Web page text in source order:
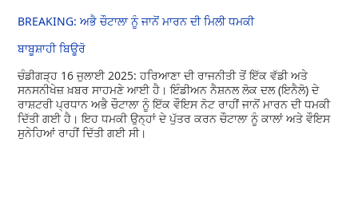
BREAKING: ਅਭੈ ਚੌਟਾਲਾ ਨੂੰ ਜਾਨੋਂ ਮਾਰਨ ਦੀ ਮਿਲੀ ਧਮਕੀ
ਬਾਬੂਸ਼ਾਹੀ ਬਿਊਰੋ
ਚੰਡੀਗੜ੍ਹ 16 ਜੁਲਾਈ 2025: ਹਰਿਆਣਾ ਦੀ ਰਾਜਨੀਤੀ ਤੋਂ ਇੱਕ ਵੱਡੀ ਅਤੇ
ਸਨਸਨੀਖੇਜ਼ ਖ਼ਬਰ ਸਾਹਮਣੇ ਆਈ ਹੈ। ਇੰਡੀਅਨ ਨੈਸ਼ਨਲ ਲੋਕ ਦਲ (ਇਨੈਲੋ) ਦੇ
ਰਾਸ਼ਟਰੀ ਪ੍ਰਧਾਨ ਅਭੈ ਚੌਟਾਲਾ ਨੂੰ ਇੱਕ ਵੌਇਸ ਨੋਟ ਰਾਹੀਂ ਜਾਨੋਂ ਮਾਰਨ ਦੀ ਧਮਕੀ
ਦਿੱਤੀ ਗਈ ਹੈ। ਇਹ ਧਮਕੀ ਉਨ੍ਹਾਂ ਦੇ ਪੁੱਤਰ ਕਰਨ ਚੌਟਾਲਾ ਨੂੰ ਕਾਲਾਂ ਅਤੇ ਵੌਇਸ
ਸੁਨੇਹਿਆਂ ਰਾਹੀਂ ਦਿੱਤੀ ਗਈ ਸੀ।